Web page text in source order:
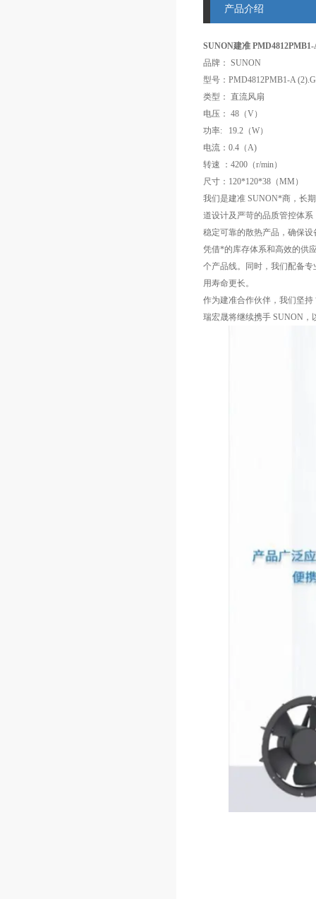
产品介绍
SUNON建准
品牌： SUNON
型号：PMD4812PMB1-A
类型： 直流风扇
电压： 48（V）
功率: 19.2（W）
电流：0.4（A)
转速 ：4200（r/min）
尺寸：120*120*38（MM）
我们是建准 SUNON*商，长
道设计及严苛的品质管控体
稳定可靠的散热产品，确保
凭借*的库存体系和高效的供
个产品线。同时，我们配备
用寿命更长。
作为建准合作伙伴，我们坚
瑞宏晟将继续携手 SUNON